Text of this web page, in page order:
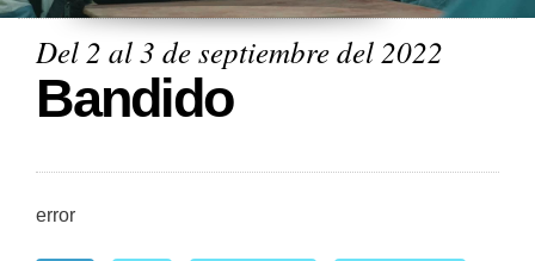
Del 2 al 3 de septiembre del 2022
Bandido
error